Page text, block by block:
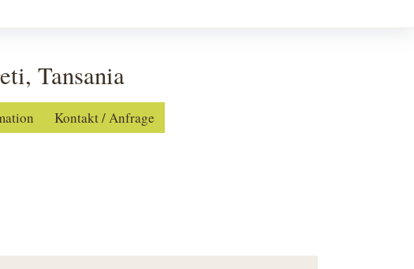
Tansania
Kontakt / Anfrage